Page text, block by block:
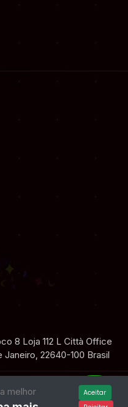
8 Loja 112 L Città Office
Janeiro, 22640-100 Brasil
melhor
Aceitar